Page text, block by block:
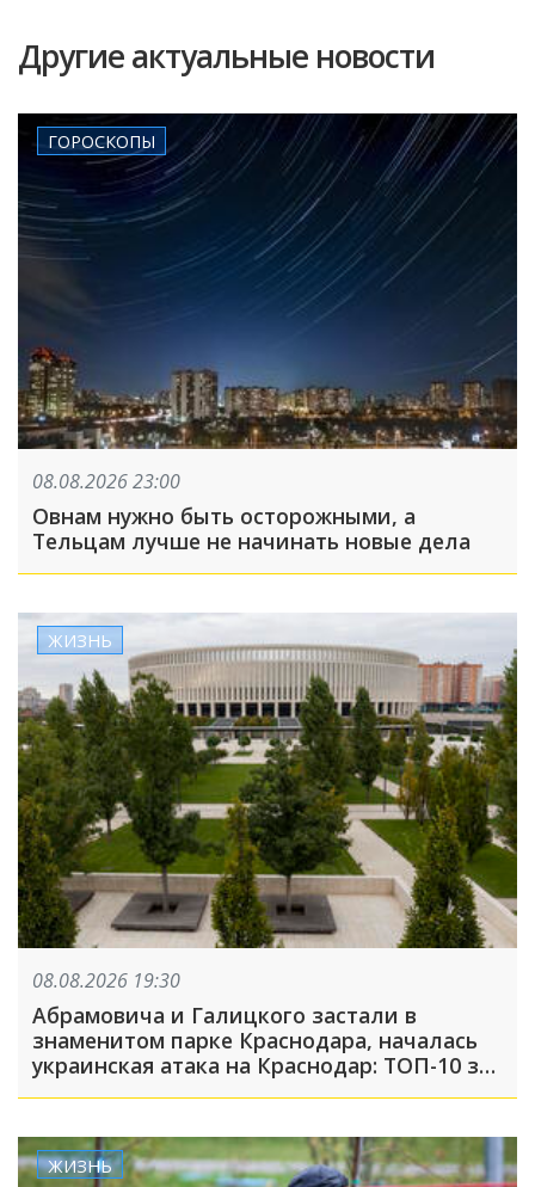
Другие актуальные новости
ГОРОСКОПЫ
08.08.2026 23:00
Овнам нужно быть осторожными, а
Тельцам лучше не начинать новые дела
ЖИЗНЬ
08.08.2026 19:30
Абрамовича и Галицкого застали в
знаменитом парке Краснодара, началась
украинская атака на Краснодар: ТОП-10 за
неделю
ЖИЗНЬ